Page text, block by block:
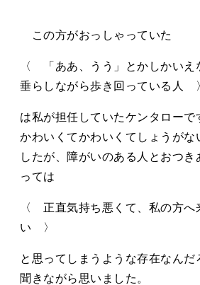
この方がおっしゃっていた
〈 「ああ、うう」とかしかいえ
垂らしながら歩き回っている人
は私が担任していたケンタローで
かわいくてかわいくてしょうがな
したが、障がいのある人とおつき
っては
〈 正直気持ち悪くて、私の方へ
い 〉
と思ってしまうような存在なんだ
聞きながら思いました。